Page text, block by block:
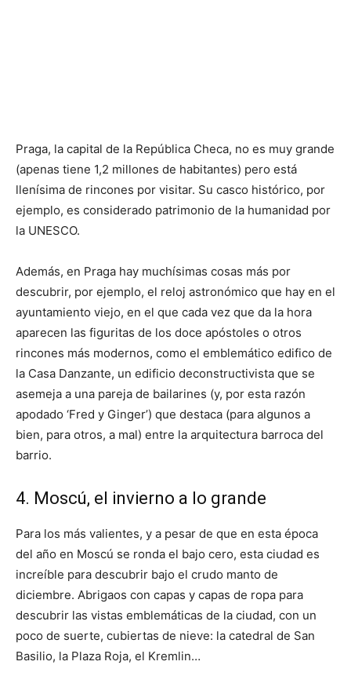
Praga, la capital de la República Checa, no es muy grande
(apenas tiene 1,2 millones de habitantes) pero está
llenísima de rincones por visitar. Su casco histórico, por
ejemplo, es considerado patrimonio de la humanidad por
la UNESCO.
Además, en Praga hay muchísimas cosas más por
descubrir, por ejemplo, el reloj astronómico que hay en el
ayuntamiento viejo, en el que cada vez que da la hora
aparecen las figuritas de los doce apóstoles o otros
rincones más modernos, como el emblemático edifico de
la Casa Danzante, un edificio deconstructivista que se
asemeja a una pareja de bailarines (y, por esta razón
apodado ‘Fred y Ginger’) que destaca (para algunos a
bien, para otros, a mal) entre la arquitectura barroca del
barrio.
4. Moscú, el invierno a lo grande
Para los más valientes, y a pesar de que en esta época
del año en Moscú se ronda el bajo cero, esta ciudad es
increíble para descubrir bajo el crudo manto de
diciembre. Abrigaos con capas y capas de ropa para
descubrir las vistas emblemáticas de la ciudad, con un
poco de suerte, cubiertas de nieve: la catedral de San
Basilio, la Plaza Roja, el Kremlin…